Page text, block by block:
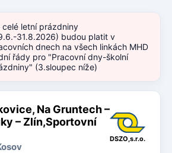
celé letní prázdniny
31.8.2026) budou platit v
dnech na všech linkách MHD
řády pro "Pracovní dny-školní
(3.sloupec níže)
Na Gruntech –
– Zlín,Sportovní
DSZO,s.r.o.